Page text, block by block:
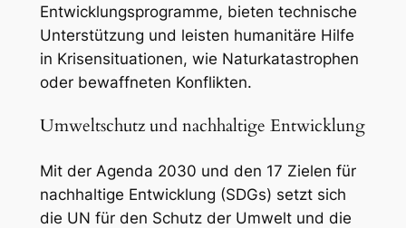
Entwicklungsprogramme, bieten technische
Unterstützung und leisten humanitäre Hilfe
in Krisensituationen, wie Naturkatastrophen
oder bewaffneten Konflikten.
Umweltschutz und nachhaltige Entwicklung
Mit der Agenda 2030 und den 17 Zielen für
nachhaltige Entwicklung (SDGs) setzt sich
die UN für den Schutz der Umwelt und die